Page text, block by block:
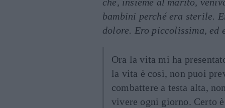
bambini perché era sterile.
dolore. Ero piccolissima, ed
Ora la vita mi ha
la vita è così, non puoi
combattere a testa alta,
vivere ogni giorno. Certo